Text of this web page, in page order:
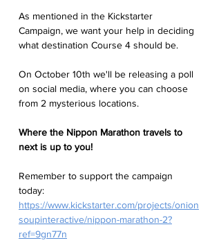
As mentioned in the Kickstarter
Campaign, we want your help in deciding
what destination Course 4 should be.
On October 10th we'll be releasing a poll
on social media, where you can choose
from 2 mysterious locations.
Where the Nippon Marathon travels to
next is up to you!
Remember to support the campaign
today:
https://www.kickstarter.com/projects/onion
soupinteractive/nippon-marathon-2?
ref=9gn77n